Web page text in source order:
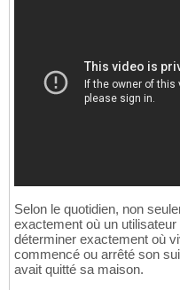
Selon le quotidien, non
exactement où un
déterminer exactement où
commencé ou arrêté son
avait quitté sa maison.